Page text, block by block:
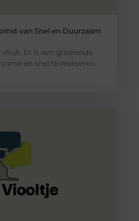
van Snel en Duurzaam
Er is een groeiende
en snel te realiseren